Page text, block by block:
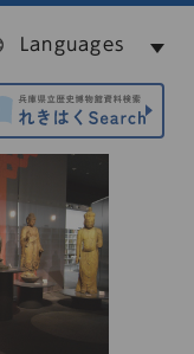
Languages